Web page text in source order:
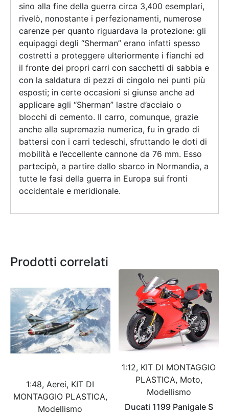
sino alla fine della guerra circa 3,400 esemplari,
rivelò, nonostante i perfezionamenti, numerose
carenze per quanto riguardava la protezione: gli
equipaggi degli “Sherman” erano infatti spesso
costretti a proteggere ulteriormente i fianchi ed
il fronte dei propri carri con sacchetti di sabbia e
con la saldatura di pezzi di cingolo nei punti più
esposti; in certe occasioni si giunse anche ad
applicare agli “Sherman” lastre d’acciaio o
blocchi di cemento. Il carro, comunque, grazie
anche alla supremazia numerica, fu in grado di
battersi con i carri tedeschi, sfruttando le doti di
mobilità e l’eccellente cannone da 76 mm. Esso
partecipò, a partire dallo sbarco in Normandia, a
tutte le fasi della guerra in Europa sui fronti
occidentale e meridionale.
Prodotti correlati
1:48, Aerei, KIT DI
MONTAGGIO PLASTICA,
Modellismo
1:12, KIT DI MONTAGGIO
PLASTICA, Moto,
Modellismo
Ducati 1199 Panigale S